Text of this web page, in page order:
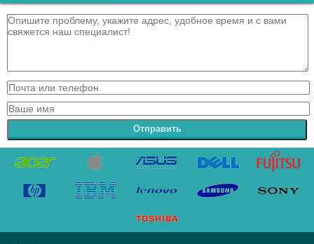
Отправить